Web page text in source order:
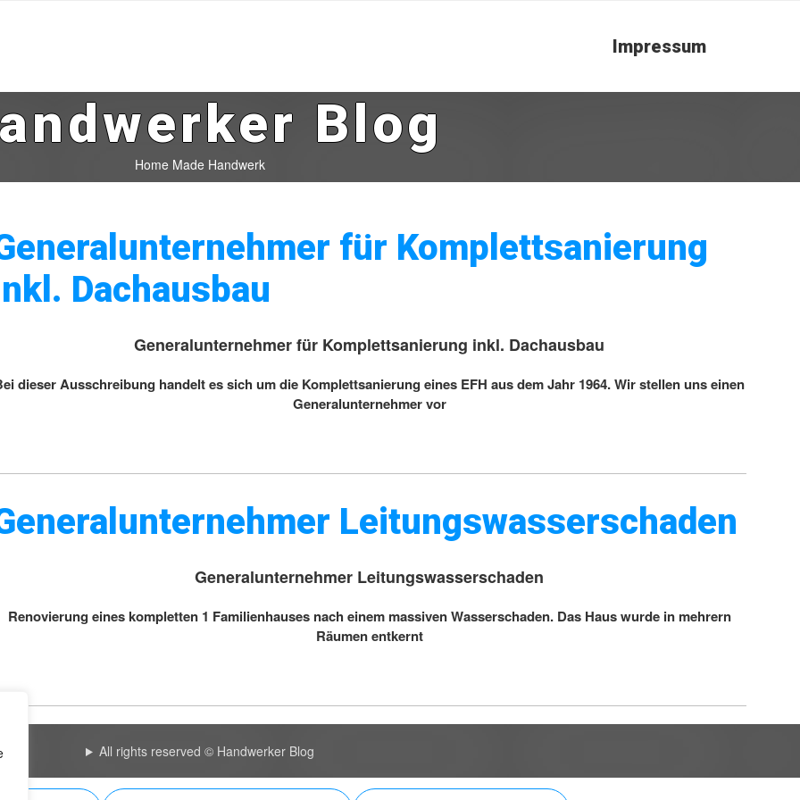
Impressum
Blog
Home Made Handwerk
für Komplettsanierung
Dachausbau
Generalunternehmer für Komplettsanierung inkl. Dachausbau
dieser Ausschreibung handelt es sich um die Komplettsanierung eines EFH aus dem Jahr 1964. Wir stellen uns einen
Generalunternehmer vor
Leitungswasserschaden
Generalunternehmer Leitungswasserschaden
Renovierung eines kompletten 1 Familienhauses nach einem massiven Wasserschaden. Das Haus wurde in mehrern
Räumen entkernt
All rights reserved © Handwerker Blog